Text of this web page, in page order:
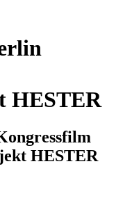
HESTER
HESTER